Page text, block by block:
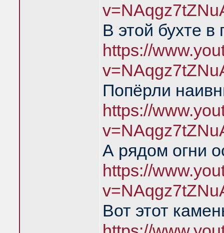
В этой бухте
https://
Попёрли
https://
А рядом огни
https://
Вот этот